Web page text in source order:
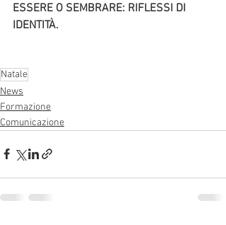
ESSERE O SEMBRARE: RIFLESSI DI
IDENTITÀ.
Natale
News
Formazione
Comunicazione